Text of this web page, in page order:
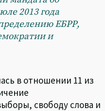
2013 года
ЕБРР,
и
в отношении 11 из
свободу слова и